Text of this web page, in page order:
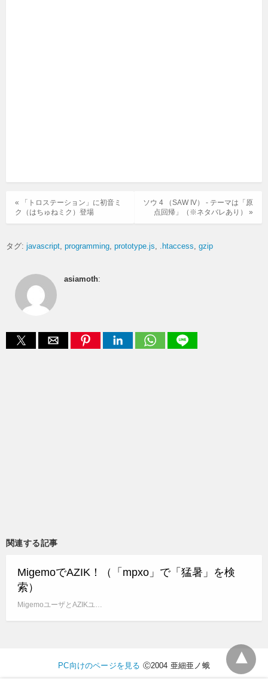
ソウ 4 （SAW IV） - テーマは「原
点回帰」（※ネタバレあり） »
« 「トロステーション」に初音ミ
ク（はちゅねミク）登場
タグ: javascript programming prototype.js .htaccess gzip
asiamoth:
関連する記事
MigemoでAZIK！（「mpxo」で「猛暑」を検
索）
MigemoユーザとAZIKユ…
PC向けのページを見る Ⓒ2004 亜細亜ノ蛾